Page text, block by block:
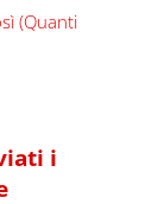
(Quanti
i